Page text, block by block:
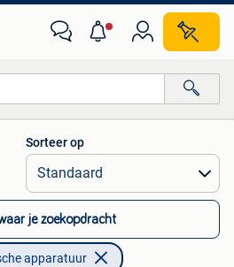
afstanden…
Sorteer op
je zoekopdracht
apparatuur